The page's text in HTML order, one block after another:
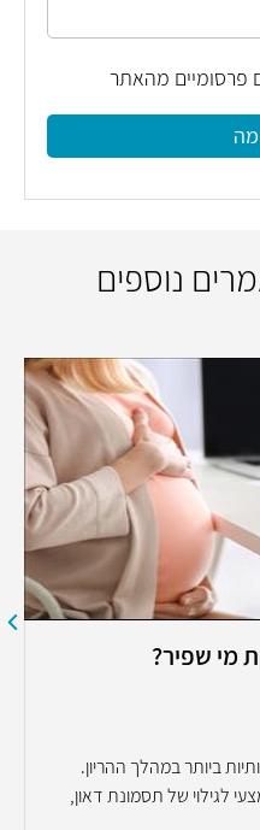
פרסומיים מהאתר
נוספים
מי שפיר?
ביותר במהלך ההריון.
לגילוי של תסמונת דאון,